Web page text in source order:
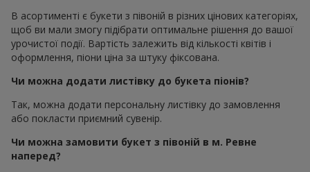
В асортименті є букети з півоній в різних цінових категоріях,
щоб ви мали змогу підібрати оптимальне рішення до вашої
урочистої події. Вартість залежить від кількості квітів і
оформлення, піони ціна за штуку фіксована.
Чи можна додати листівку до букета піонів?
Так, можна додати персональну листівку до замовлення
або покласти приємний сувенір.
Чи можна замовити букет з півоній в м. Ревне
наперед?